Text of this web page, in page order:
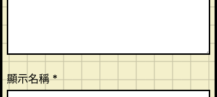
顯示名稱*